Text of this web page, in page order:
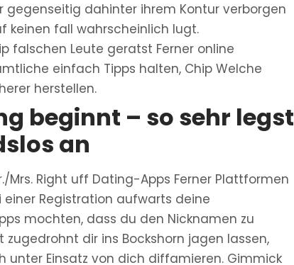
gegenseitig dahinter ihrem Kontur verborgen
keinen fall wahrscheinlich lugt.
falschen Leute geratst Ferner online
einfach Tipps halten, Chip Welche
herstellen.
beginnt – so sehr legst
an
Mrs. Right uff Dating-Apps Ferner Plattformen
Registration aufwarts deine
mochten, dass du den Nicknamen zu
zugedrohnt dir ins Bockshorn jagen lassen,
unter Einsatz von dich diffamieren. Gimmick